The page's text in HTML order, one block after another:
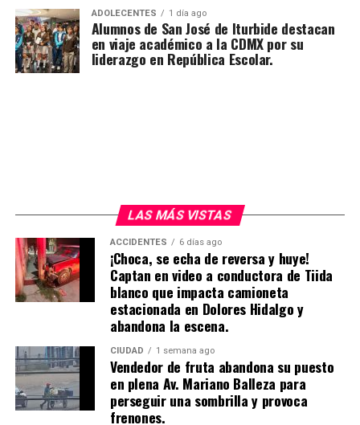
ADOLECENTES 1 día ago
Alumnos de San José de Iturbide destacan
en viaje académico a la CDMX por su
liderazgo en República Escolar.
LAS MÁS VISTAS
ACCIDENTES 6 días ago
¡Choca, se echa de reversa y huye!
Captan en video a conductora de Tiida
blanco que impacta camioneta
estacionada en Dolores Hidalgo y
abandona la escena.
CIUDAD 1 semana ago
Vendedor de fruta abandona su puesto
en plena Av. Mariano Balleza para
perseguir una sombrilla y provoca
frenones.